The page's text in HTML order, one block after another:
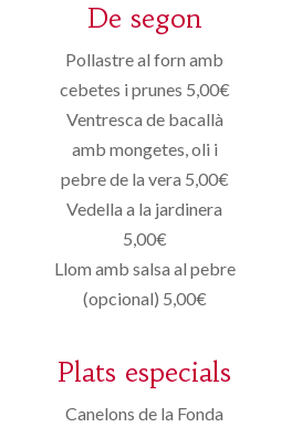
De segon
Pollastre al forn amb
cebetes i prunes 5,00€
Ventresca de bacallà
amb mongetes, oli i
pebre de la vera 5,00€
Vedella a la jardinera
5,00€
Llom amb salsa al pebre
(opcional) 5,00€
Plats especials
Canelons de la Fonda